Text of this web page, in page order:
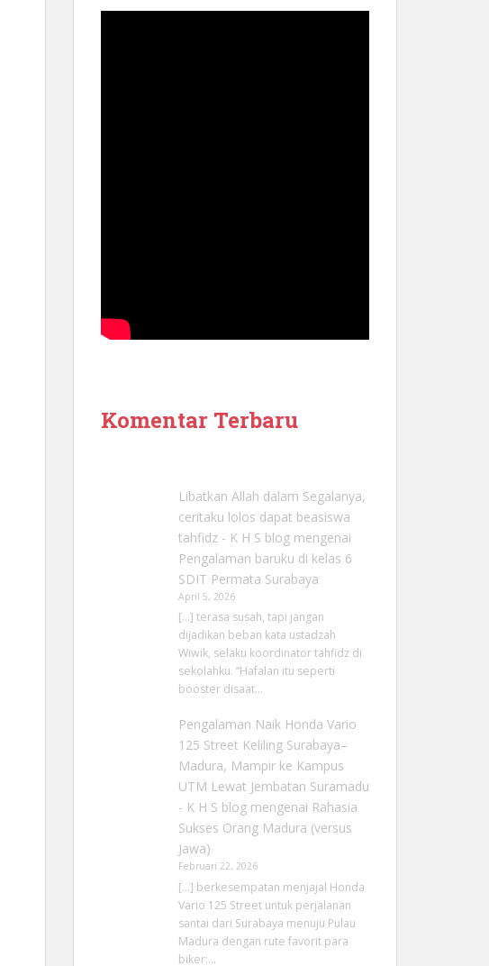
Komentar Terbaru
Libatkan Allah dalam Segalanya,
ceritaku lolos dapat beasiswa
tahfidz - K H S blogmengenai
Pengalaman baruku di kelas 6
SDIT Permata Surabaya
April 5, 2026
[…] terasa susah, tapi jangan
dijadikan beban kata ustadzah
Wiwik, selaku koordinator tahfidz di
sekolahku. “Hafalan itu seperti
booster disaat…
Pengalaman Naik Honda Vario
125 Street Keliling Surabaya–
Madura, Mampir ke Kampus
UTM Lewat Jembatan Suramadu
- K H S blogmengenai Rahasia
Sukses Orang Madura (versus
Jawa)
Februari 22, 2026
[…] berkesempatan menjajal Honda
Vario 125 Street untuk perjalanan
santai dari Surabaya menuju Pulau
Madura dengan rute favorit para
biker:…